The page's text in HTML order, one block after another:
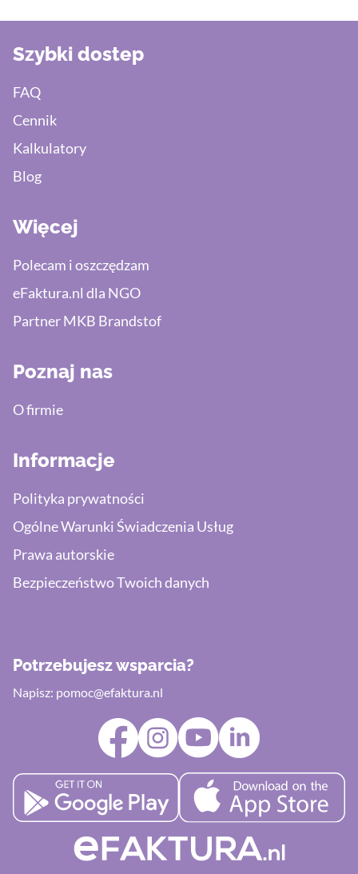
Szybki dostep
FAQ
Cennik
Kalkulatory
Blog
Więcej
Polecam i oszczędzam
eFaktura.nl dla NGO
Partner MKB Brandstof
Poznaj nas
O firmie
Informacje
Polityka prywatności
Ogólne Warunki Świadczenia Usług
Prawa autorskie
Bezpieczeństwo Twoich danych
Potrzebujesz wsparcia?
Napisz: pomoc@efaktura.nl